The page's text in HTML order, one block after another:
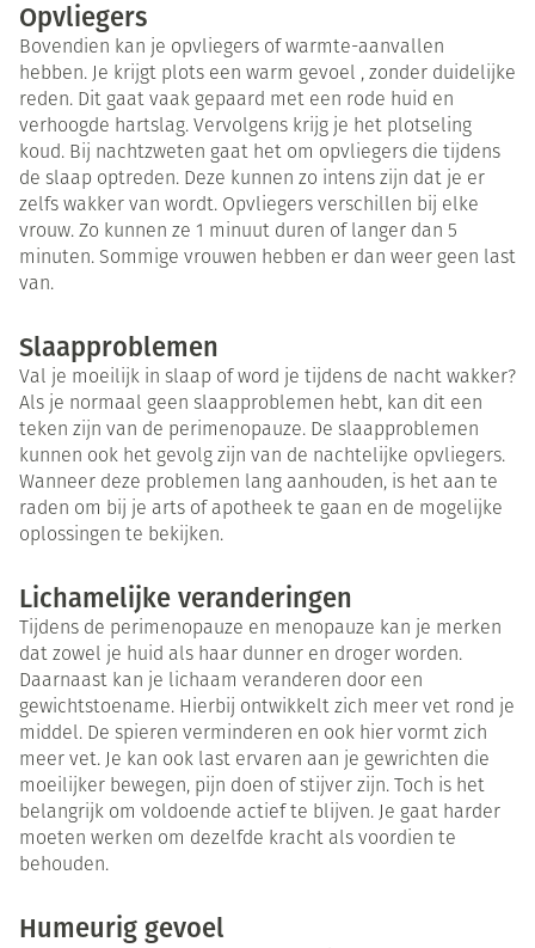
Opvliegers
Bovendien kan je opvliegers of warmte-aanvallen
hebben. Je krijgt plots een warm gevoel , zonder duidelijke
reden. Dit gaat vaak gepaard met een rode huid en
verhoogde hartslag. Vervolgens krijg je het plotseling
koud. Bij nachtzweten gaat het om opvliegers die tijdens
de slaap optreden. Deze kunnen zo intens zijn dat je er
zelfs wakker van wordt. Opvliegers verschillen bij elke
vrouw. Zo kunnen ze 1 minuut duren of langer dan 5
minuten. Sommige vrouwen hebben er dan weer geen last
van.
Slaapproblemen
Val je moeilijk in slaap of word je tijdens de nacht wakker?
Als je normaal geen slaapproblemen hebt, kan dit een
teken zijn van de perimenopauze. De slaapproblemen
kunnen ook het gevolg zijn van de nachtelijke opvliegers.
Wanneer deze problemen lang aanhouden, is het aan te
raden om bij je arts of apotheek te gaan en de mogelijke
oplossingen te bekijken.
Lichamelijke veranderingen
Tijdens de perimenopauze en menopauze kan je merken
dat zowel je huid als haar dunner en droger worden.
Daarnaast kan je lichaam veranderen door een
gewichtstoename. Hierbij ontwikkelt zich meer vet rond je
middel. De spieren verminderen en ook hier vormt zich
meer vet. Je kan ook last ervaren aan je gewrichten die
moeilijker bewegen, pijn doen of stijver zijn. Toch is het
belangrijk om voldoende actief te blijven. Je gaat harder
moeten werken om dezelfde kracht als voordien te
behouden.
Humeurig gevoel